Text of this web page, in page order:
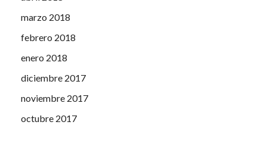
marzo 2018
febrero 2018
enero 2018
diciembre 2017
noviembre 2017
octubre 2017